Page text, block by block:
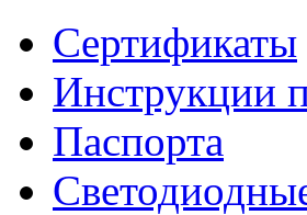
Сертификаты
Инструкции
Паспорта